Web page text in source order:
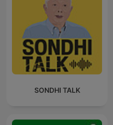
SONDHI TALK